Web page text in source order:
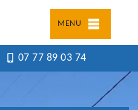
MENU
07 77 89 03 74